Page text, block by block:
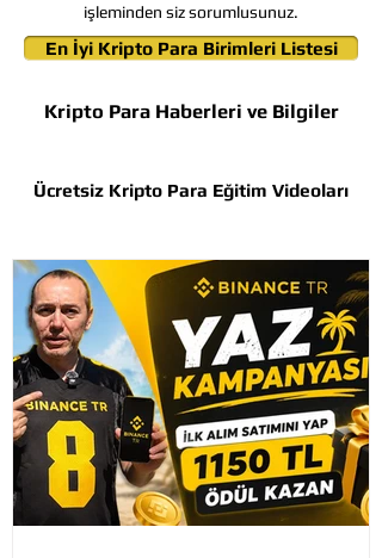
Ücretsiz Kripto Para Eğitim Videoları
Kripto Para Haberleri ve Bilgiler
En İyi Kripto Para Birimleri Listesi
işleminden siz sorumlusunuz.